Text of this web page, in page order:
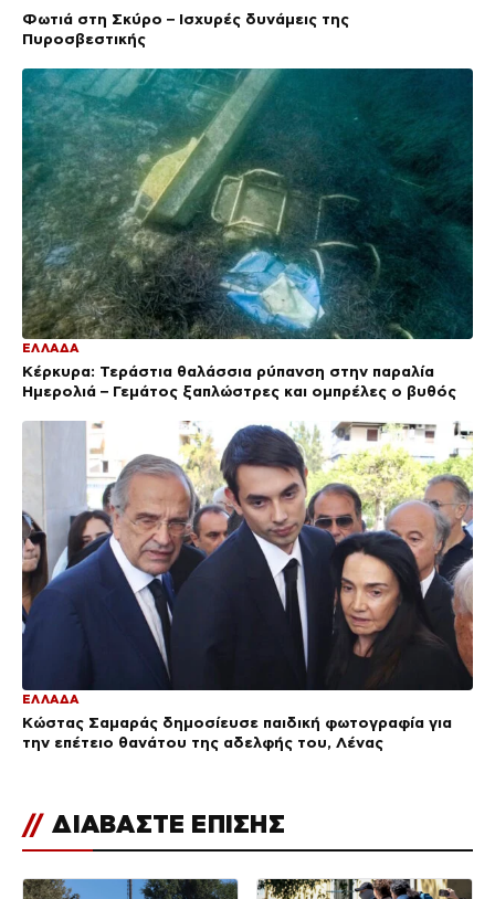
Φωτιά στη Σκύρο – Ισχυρές δυνάμεις της
Πυροσβεστικής
ΕΛΛΑΔΑ
Κέρκυρα: Τεράστια θαλάσσια ρύπανση στην παραλία
Ημερολιά – Γεμάτος ξαπλώστρες και ομπρέλες ο βυθός
ΕΛΛΑΔΑ
Κώστας Σαμαράς δημοσίευσε παιδική φωτογραφία για
την επέτειο θανάτου της αδελφής του, Λένας
// ΔΙΑΒΑΣΤΕ ΕΠΙΣΗΣ